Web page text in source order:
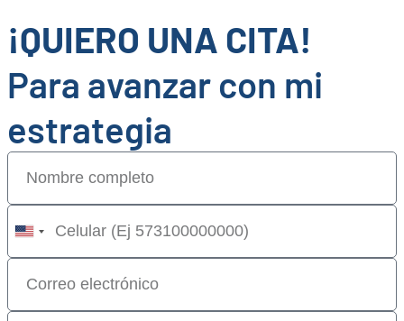
¡QUIERO UNA CITA!
Para avanzar con mi
estrategia
United
States
+1